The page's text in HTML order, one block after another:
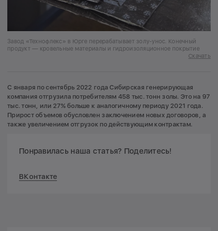
Завод «Технофлекс» в Юрге перерабатывает золу-унос. Конечный
продукт — кровельные материалы и гидроизоляционное покрытие
Скачать
С января по сентябрь 2022 года Сибирская генерирующая
компания отгрузила потребителям 458 тыс. тонн золы. Это на 97
тыс. тонн, или 27% больше к аналогичному периоду 2021 года.
Прирост объемов обусловлен заключением новых договоров, а
также увеличением отгрузок по действующим контрактам.
Понравилась наша статья? Поделитесь!
ВКонтакте